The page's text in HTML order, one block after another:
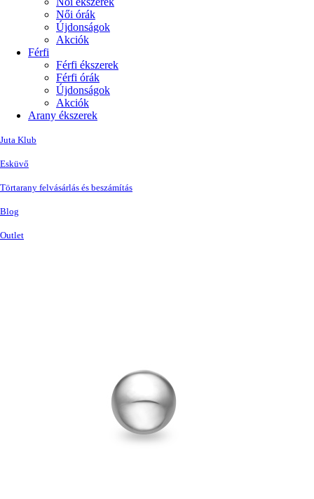
Női órák
Újdonságok
Akciók
Férfi
Férfi ékszerek
Férfi órák
Újdonságok
Akciók
Arany ékszerek
Juta Klub
Esküvő
Törtarany felvásárlás és beszámítás
Blog
Outlet